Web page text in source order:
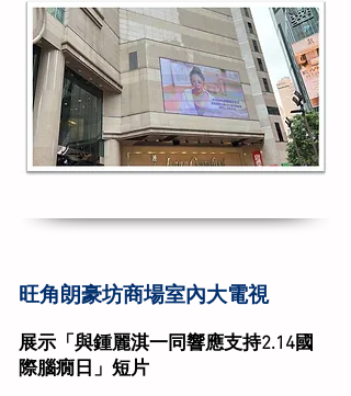
旺角朗豪坊商場室內大電視
展示「與鍾麗淇一同響應支持2.14國
際腦癇日」短片